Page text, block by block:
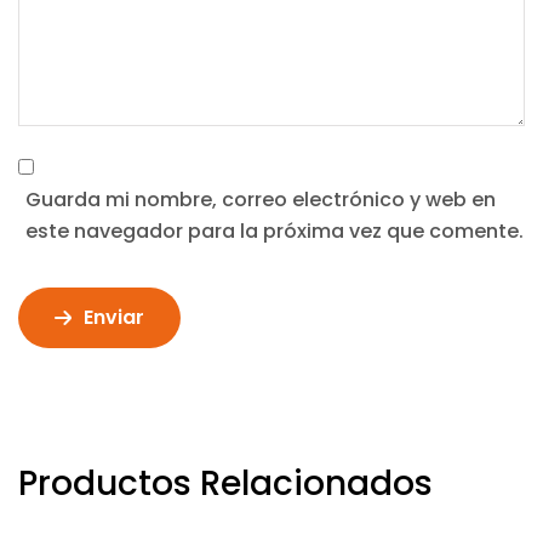
Guarda mi nombre, correo electrónico y web en
este navegador para la próxima vez que comente.
Enviar
Productos Relacionados